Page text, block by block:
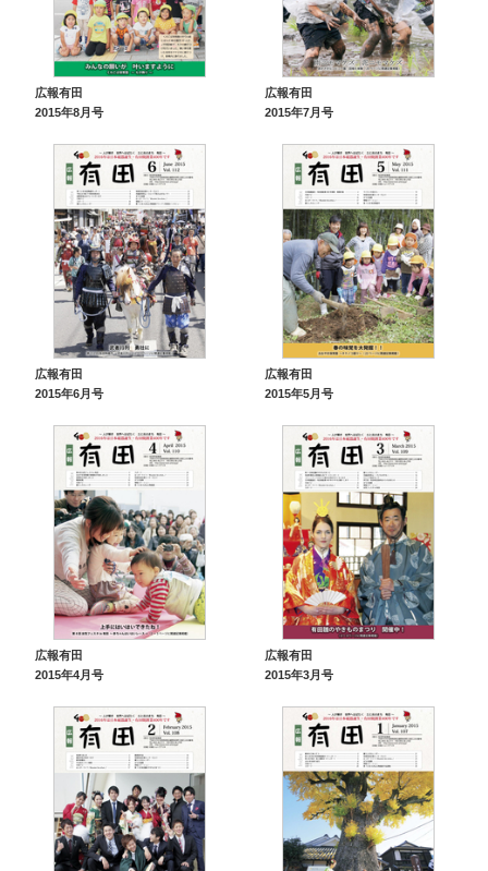
広報有田
2015年8月号
広報有田
2015年7月号
広報有田
2015年6月号
広報有田
2015年5月号
広報有田
2015年4月号
広報有田
2015年3月号